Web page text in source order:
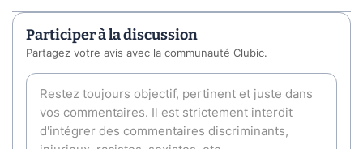
Participer à la discussion
Partagez votre avis avec la communauté Clubic.